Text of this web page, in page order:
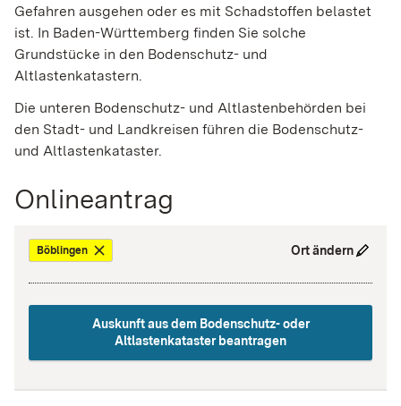
Gefahren ausgehen oder es mit Schadstoffen belastet
ist. In Baden-Württemberg finden Sie solche
Grundstücke in den Bodenschutz- und
Altlastenkatastern.
Die unteren Bodenschutz- und Altlastenbehörden bei
den Stadt- und Landkreisen führen die Bodenschutz-
und Altlastenkataster.
Onlineantrag
Böblingen Ort ändern
Auskunft aus dem Bodenschutz- oder
Altlastenkataster beantragen